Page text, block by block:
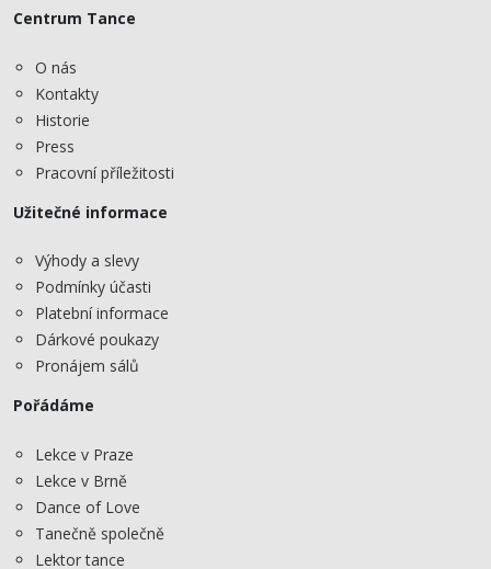
Centrum Tance
O nás
Kontakty
Historie
Press
Pracovní příležitosti
Užitečné informace
Výhody a slevy
Podmínky účasti
Platební informace
Dárkové poukazy
Pronájem sálů
Pořádáme
Lekce v Praze
Lekce v Brně
Dance of Love
Tanečně společně
Lektor tance